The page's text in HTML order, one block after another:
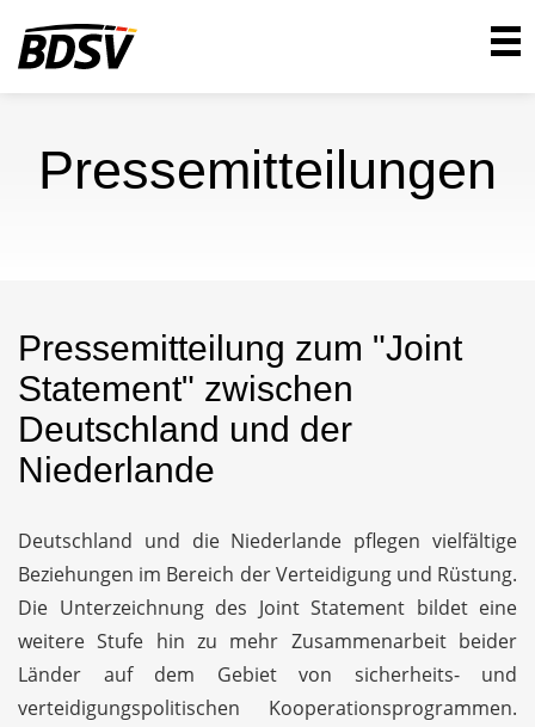
Pressemitteilungen
Pressemitteilung zum "Joint
Statement" zwischen
Deutschland und der
Niederlande
Deutschland und die Niederlande pflegen vielfältige
Beziehungen im Bereich der Verteidigung und Rüstung.
Die Unterzeichnung des Joint Statement bildet eine
weitere Stufe hin zu mehr Zusammenarbeit beider
Länder auf dem Gebiet von sicherheits- und
verteidigungspolitischen Kooperationsprogrammen.